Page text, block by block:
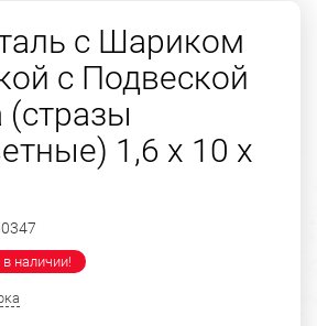
с Шариком
с Подвеской
(стразы
1,6 х 10 х
наличии!